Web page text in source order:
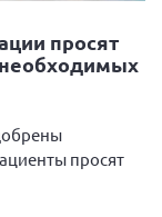
просят
просят